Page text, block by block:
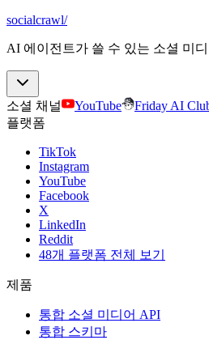
socialcrawl/
AI 에이전트가 쓸 수 있는 소셜 미
소셜 채널 YouTube
Friday AI
플랫폼
TikTok
Instagram
YouTube
Facebook
X
LinkedIn
Reddit
48개 플랫폼 전체 보기
제품
통합 소셜 미디어 API
통합 스키마